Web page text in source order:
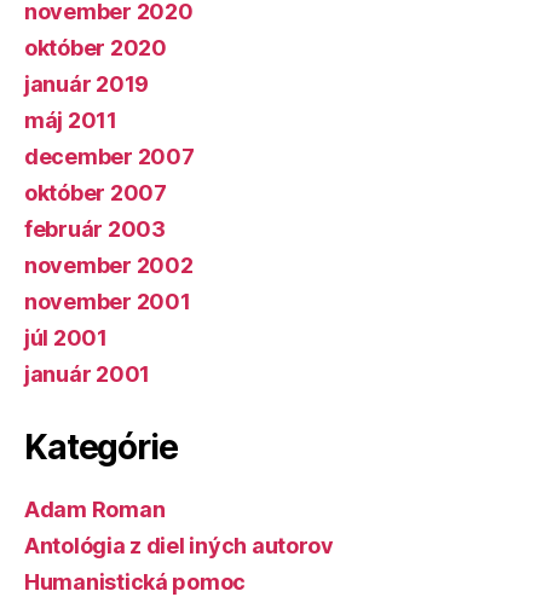
november 2020
október 2020
január 2019
máj 2011
december 2007
október 2007
február 2003
november 2002
november 2001
júl 2001
január 2001
Kategórie
Adam Roman
Antológia z diel iných autorov
Humanistická pomoc